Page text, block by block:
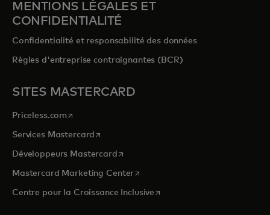
MENTIONS LÉGALES ET
CONFIDENTIALITÉ
Confidentialité et responsabilité des données
Règles d'entreprise contraignantes (BCR)
SITES MASTERCARD
Priceless.com s’ouvre dans un nouvel onglet
Services Mastercard s’ouvre dans un nouvel onglet
Développeurs Mastercards’ouvre dans un nouvel onglet
Mastercard Marketing Centers’ouvre dans un nouvel onglet
Centre pour la Croissance Inclusive s’ouvre dans un nouvel